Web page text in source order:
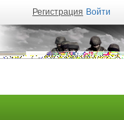
Регистрация Войти